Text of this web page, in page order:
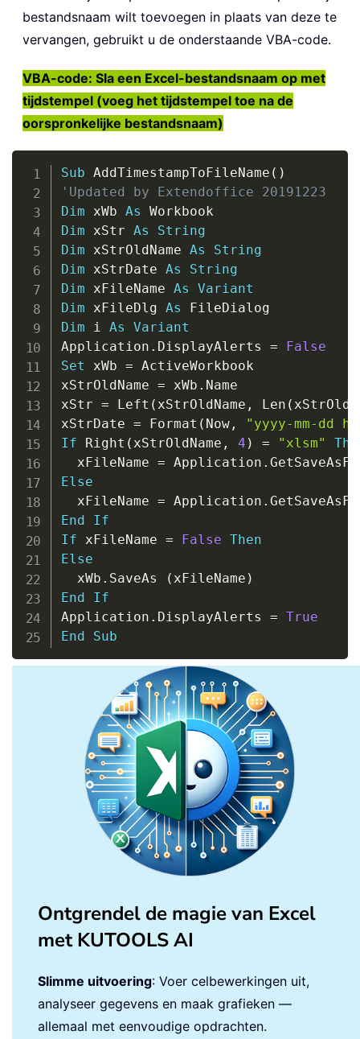
bestandsnaam wilt toevoegen in plaats van deze te
vervangen, gebruikt u de onderstaande VBA-code.
VBA-code: Sla een Excel-bestandsnaam op met
tijdstempel (voeg het tijdstempel toe na de
oorspronkelijke bestandsnaam)
Sub AddTimestampToFileName ( )
'Updated by Extendoffice 20191223
Dim xWb As
Dim xStr As
String
Dim xStrOldName As
String
Dim xStrDate As
String
Dim xFileName As
Variant
Dim xFileDlg As
Dim i As
Variant
Application . DisplayAlerts =
False
Set xWb = ActiveWorkbook
xStrOldName = xWb . Name
xStr = Left ( xStrOldName , Len (
xStrDate = Format ( Now,
"yyyy-mm-dd
If Right ( xStrOldName , 4 ) = "xlsm"
  xFileName
= Application .
Else
  xFileName
= Application .
End
If
If xFileName = False Then
Else
  xWb
. SaveAs ( xFileName )
End
If
Application . DisplayAlerts = True
End
Sub
Ontgrendel de magie van Excel
met KUTOOLS AI
Slimme uitvoering: Voer celbewerkingen uit,
analyseer gegevens en maak grafieken —
allemaal met eenvoudige opdrachten.